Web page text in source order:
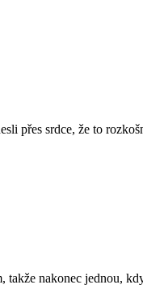
přes srdce, že to
nakonec jednou,